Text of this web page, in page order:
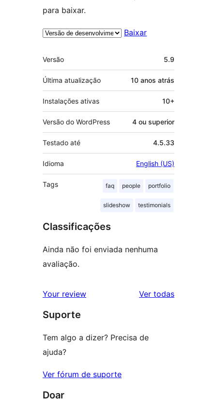
para baixar.
Baixar
Meta
Versão 5.9
Última atualização 10 anos atrás
Instalações ativas 10+
Versão do WordPress 4 ou superior
Testado até 4.5.33
Idioma English (US)
Tags faq people portfolio
slideshow testimonials
Classificações
Ainda não foi enviada nenhuma
avaliação.
Your review Ver todasavaliações
Suporte
Tem algo a dizer? Precisa de
ajuda?
Ver fórum de suporte
Doar